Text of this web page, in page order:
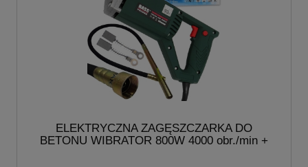
ELEKTRYCZNA ZAGĘSZCZARKA DO
BETONU WIBRATOR 800W 4000 obr./min +